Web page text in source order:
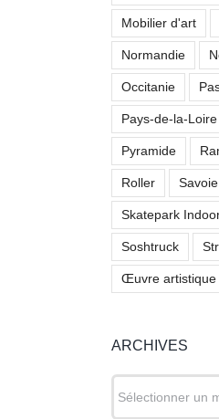
Mobilier d'art
Normandie
Occitanie
Pays-de-la-Loire
Pyramide
Roller Savoie
Skatepark
Soshtruck
Œuvre artistique
ARCHIVES